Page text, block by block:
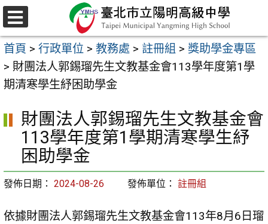
跳
至
主
要
內
區
選
單
首頁 > 行政單位 > 教務處 > 註冊組 > 獎助學金專區
> 財團法人郭錫瑠先生文教基金會113學年度第1學
期清寒學生紓困助學金
財團法人郭錫瑠先生文教基金會
113學年度第1學期清寒學生紓
困助學金
發佈日期： 2024-08-26 發佈單位： 註冊組
依據財團法人郭錫瑠先生文教基金會113年8月6日瑠